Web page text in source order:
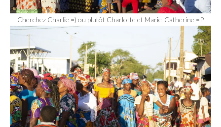
Cherchez Charlie =) ou plutôt Charlotte et Marie-Catherine =P